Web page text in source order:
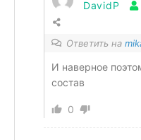
DavidP
Ответить на
И наверное
состав
0